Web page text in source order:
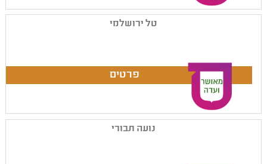
טל ירושלמי
נועה תבורי